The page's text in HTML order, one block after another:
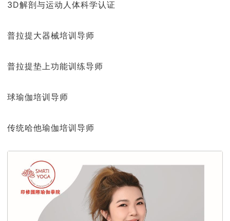
3D解剖与运动人体科学认证
普拉提大器械培训导师
普拉提垫上功能训练导师
球瑜伽培训导师
传统哈他瑜伽培训导师